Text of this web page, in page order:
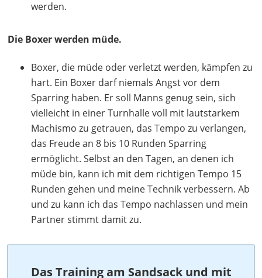
werden.
Die Boxer werden müde.
Boxer, die müde oder verletzt werden, kämpfen zu
hart. Ein Boxer darf niemals Angst vor dem
Sparring haben. Er soll Manns genug sein, sich
vielleicht in einer Turnhalle voll mit lautstarkem
Machismo zu getrauen, das Tempo zu verlangen,
das Freude an 8 bis 10 Runden Sparring
ermöglicht. Selbst an den Tagen, an denen ich
müde bin, kann ich mit dem richtigen Tempo 15
Runden gehen und meine Technik verbessern. Ab
und zu kann ich das Tempo nachlassen und mein
Partner stimmt damit zu.
Das Training am Sandsack und mit